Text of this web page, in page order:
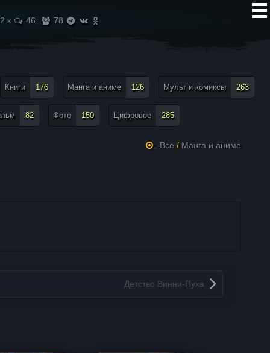
2 к 46 78
Книги 176 Манга и аниме 126 Мульт и комиксы 263
82 Фото 150 Цифровое 285
-Все / Манга и аниме
Детство Винни-Пуха